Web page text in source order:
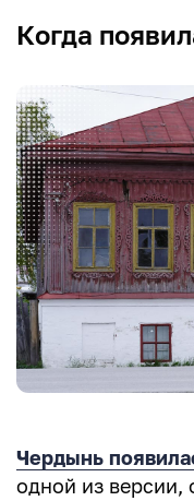
Когда
Чердынь
одной из версии,